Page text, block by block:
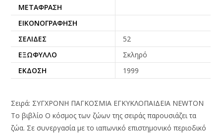
ΜΕΤΆΦΡΑΣΗ
ΕΙΚΟΝΟΓΡΆΦΗΣΗ
ΣΕΛΊΔΕΣ
52
ΕΞΏΦΥΛΛΟ
Σκληρό
ΈΚΔΟΣΗ
1999
Σειρά: ΣΥΓΧΡΟΝΗ ΠΑΓΚΟΣΜΙΑ ΕΓΚΥΚΛΟΠΑΙΔΕΙΑ NEWTON
Το βιβλίο Ο κόσμος των ζώων της σειράς παρουσιάζει τα
ζώα. Σε συνεργασία με το ιαπωνικό επιστημονικό περιοδικό